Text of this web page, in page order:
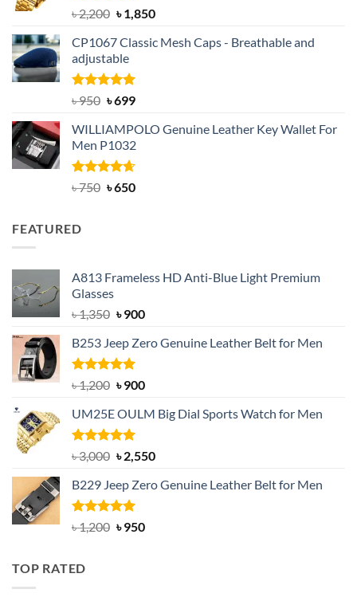
Rated5.00
out of 5
৳2,200 Original
was:
৳ 2,200.
৳1,850Current
is:
CP1067 Classic Mesh Caps - Breathable and
adjustable
Rated5.00
৳950 Original
was:
৳ 950.
৳699Current
is:
৳ 699.
WILLIAMPOLO Genuine Leather Key Wallet For
Men P1032
Rated4.63
৳750 Original
৳650Current
FEATURED
A813 Frameless HD Anti-Blue Light Premium
Glasses
৳1,350 Original
was:
৳ 1,350.
৳900Current
is:
B253 Jeep Zero Genuine Leather Belt for Men
Rated5.00
out of 5
৳1,200 Original
was:
৳ 1,200.
৳900Current
is:
UM25E OULM Big Dial Sports Watch for Men
Rated5.00
out of 5
৳3,000 Original
was:
৳ 3,000.
৳2,550Current
is:
B229 Jeep Zero Genuine Leather Belt for Men
Rated4.92
out of 5
৳1,200 Original
৳950Current
TOP RATED